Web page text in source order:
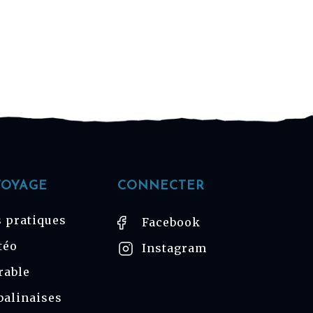
pratiques
CONNECTER
Facebook
Instagram